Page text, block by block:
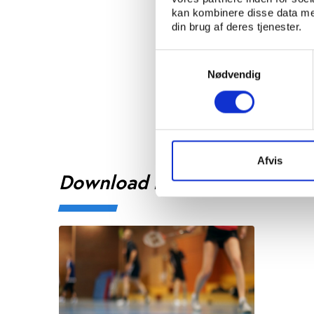
kan kombinere disse data
din brug af deres tjenester.
Nødvendig
Afvis
afsmittende bruges
argumentation om, at
I stedet bør fokus
f.eks. målrettede
at udbrede idrætten i
Download notatet